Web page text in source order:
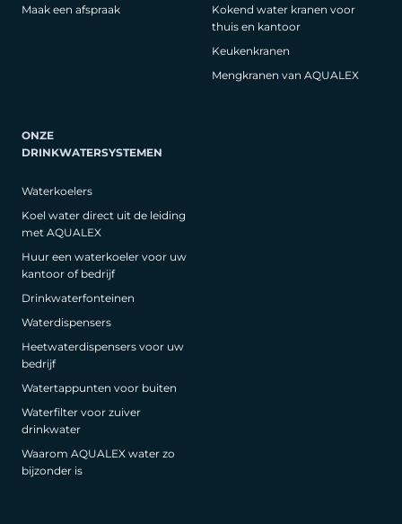
Maak een afspraak
Kokend water kranen voor
thuis en kantoor
Keukenkranen
Mengkranen van AQUALEX
ONZE
DRINKWATERSYSTEMEN
Waterkoelers
Koel water direct uit de leiding
met AQUALEX
Huur een waterkoeler voor uw
kantoor of bedrijf
Drinkwaterfonteinen
Waterdispensers
Heetwaterdispensers voor uw
bedrijf
Watertappunten voor buiten
Waterfilter voor zuiver
drinkwater
Waarom AQUALEX water zo
bijzonder is